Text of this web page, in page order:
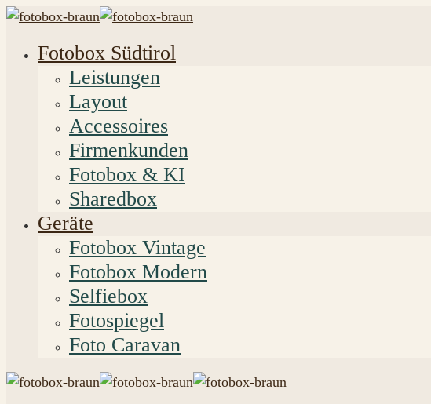
Fotobox Südtirol
Leistungen
Layout
Accessoires
Firmenkunden
Fotobox & KI
Sharedbox
Geräte
Fotobox Vintage
Fotobox Modern
Selfiebox
Fotospiegel
Foto Caravan